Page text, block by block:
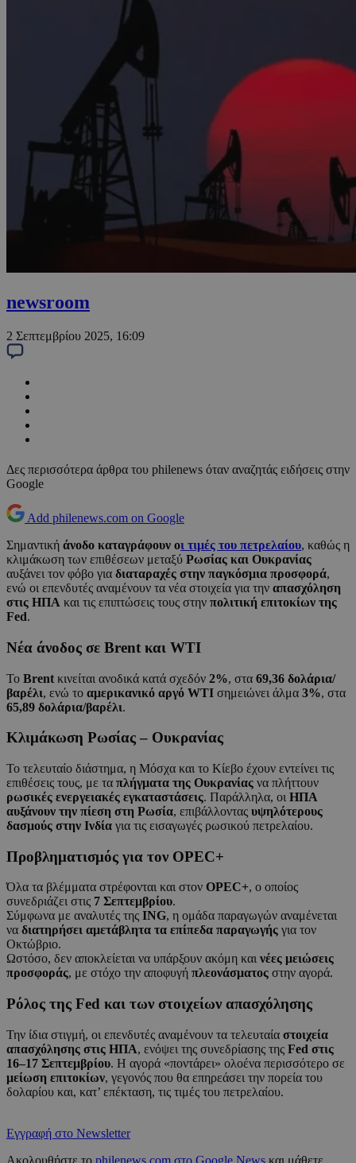
newsroom
2 Σεπτεμβρίου 2025, 16:09
Δες περισσότερα άρθρα του philenews όταν αναζητάς ειδήσεις στην
Google
Add philenews.com on Google
Σημαντική άνοδο καταγράφουν οι τιμές του πετρελαίου, καθώς η
κλιμάκωση των επιθέσεων μεταξύ Ρωσίας και Ουκρανίας
αυξάνει τον φόβο για διαταραχές στην παγκόσμια προσφορά,
ενώ οι επενδυτές αναμένουν τα νέα στοιχεία για την απασχόληση
στις ΗΠΑ και τις επιπτώσεις τους στην πολιτική επιτοκίων της
Fed.
Νέα άνοδος σε Brent και WTI
Το Brent κινείται ανοδικά κατά σχεδόν 2%, στα 69,36 δολάρια/
βαρέλι, ενώ το αμερικανικό αργό WTI σημειώνει άλμα 3%, στα
65,89 δολάρια/βαρέλι.
Κλιμάκωση Ρωσίας – Ουκρανίας
Το τελευταίο διάστημα, η Μόσχα και το Κίεβο έχουν εντείνει τις
επιθέσεις τους, με τα πλήγματα της Ουκρανίας να πλήττουν
ρωσικές ενεργειακές εγκαταστάσεις. Παράλληλα, οι ΗΠΑ
αυξάνουν την πίεση στη Ρωσία, επιβάλλοντας υψηλότερους
δασμούς στην Ινδία για τις εισαγωγές ρωσικού πετρελαίου.
Προβληματισμός για τον OPEC+
Όλα τα βλέμματα στρέφονται και στον OPEC+, ο οποίος
συνεδριάζει στις 7 Σεπτεμβρίου.
Σύμφωνα με αναλυτές της ING, η ομάδα παραγωγών αναμένεται
να διατηρήσει αμετάβλητα τα επίπεδα παραγωγής για τον
Οκτώβριο.
Ωστόσο, δεν αποκλείεται να υπάρξουν ακόμη και νέες μειώσεις
προσφοράς, με στόχο την αποφυγή πλεονάσματος στην αγορά.
Ρόλος της Fed και των στοιχείων απασχόλησης
Την ίδια στιγμή, οι επενδυτές αναμένουν τα τελευταία στοιχεία
απασχόλησης στις ΗΠΑ, ενόψει της συνεδρίασης της Fed στις
16–17 Σεπτεμβρίου. Η αγορά «ποντάρει» ολοένα περισσότερο σε
μείωση επιτοκίων, γεγονός που θα επηρεάσει την πορεία του
δολαρίου και, κατ’ επέκταση, τις τιμές του πετρελαίου.
Εγγραφή στο Newsletter
Ακολουθήστε το philenews.com στο Google News και μάθετε